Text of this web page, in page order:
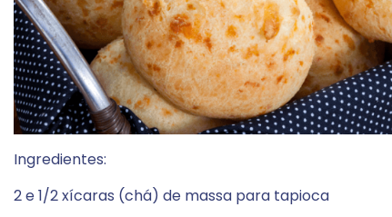
Ingredientes:
2 e 1/2 xícaras (chá) de massa para tapioca